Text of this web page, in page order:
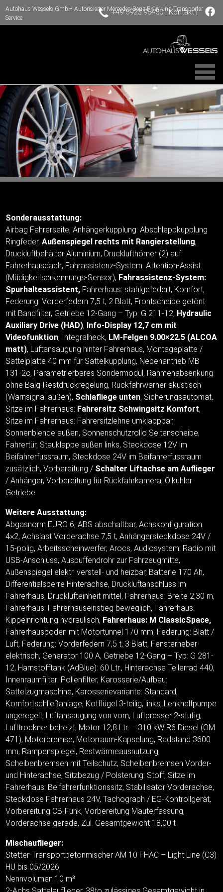
Autohaus Wessels GmbH Autorisierter Mercedes-Benz PKW und Transporter
Service
+49 5923 96450|Kontakt|
Sonderausstattung:
Airbag Fahrerseite, Anhängerkupplung: Abschleppkupplung
Ringfeder,Außenspiegel rechts mit Rangierstellung,
Druckluftbehälter Aluminium, Drucklufthörner (2) auf
Fahrerhausdach, Fahrassistenz-System: Attention-Assist
(Müdigkeitserkennungs-Sensor), Fahrassistenz-System:
Spurhalteassistent, Fahrerhaus: stahlgefedert, Komfort,
Federung: Vorderfedern 7,5 t, 2 Blatt, Frontscheibe getönt
mit Bandfilter, Getriebe 12-Gang – Typ: G 211-12, Hydraulic
Auxiliary Drive (HAD), Info-Display 12,7 cm mit
Videofunktion, Integralheck, LM-Felgen 9.00×22.5 (ALCOA
matt), Luftansaugung hinter Fahrerhaus, Montageplatte /
Sattelplatte 40 mm für Sattelkupplung, Nebenantrieb MB
131-2c, Parametrierbares Sondermodul, Rahmenabsenkung
ohne Balg-Restdruckregelung, Rückfahrwarner akustisch
(Warnsignal außen), Schlafliege unten, Sicherungsautomat,
Sitze im Fahrerhaus: Fahrersitz Schwingsitz Komfort,
Sitze im Fahrerhaus: Fahrersitzlehne umklappbar,
Sonnenblende außen, Sonnenschutzrollo Seitenscheibe,
Fahrertür, Stauklappe außen links, Steckdose 12V im
Beifahrerfussraum, Steckdose 24V im Beifahrerfussraum
zusätzlich, Vorbereitung / Schalter Liftachse am Auflieger
/ Anhänger, Vorbereitung für Rückfahrkamera, Ölkühler
Getriebe
Weitere Ausstattung:
Abgasnorm EURO 6, ABS abschaltbar, Achskonfiguration:
4×2, Achslast Vorderachse 7,5 t, Anhängersteckdose 24V /
15-polig, Arbeitsscheinwerfer, Arocs, Audiosystem: Radio mit
USB-Anschluss, Auspuffendrohr zur Fahrzeugmitte,
Außenspiegel elektr. verstell- und heizbar, Batterie 170 Ah,
Differentialsperre Hinterachse, Druckluftanschluss im
Fahrerhaus, Drucklufteinheit mittel, Fahrerhaus: Breite 2,30 m,
Fahrerhaus: Fahrerhauseinstieg beweglich, Fahrerhaus:
Kippeinrichtung hydraulisch, Fahrerhaus: M ClassicSpace,
Fahrerhausboden mit Motortunnel 170 mm, Federung: Blatt /
Luft, Federung: Vorderfedern 7,5 t, 3 Blatt, Fensterheber
elektrisch, Generator 100 A, Getriebe 12-Gang – Typ: G 281-
12, Harnstofftank (AdBlue): 60 Ltr., Hinterachse Tellerrad 440,
Innenraumfilter: Pollenfilter, Karosserie/Aufbau:
Sattelzugmaschine, Karosserievariante: Standard,
Komfortschließanlage, Kotflügel 3-teilig, links, Lenkhelfpumpe
ungeregelt, Luftansaugung von vorn, Luftpresser 2-stufig,
Lufttrockner beheizt, Motor 12,8 Ltr. – 310 kW R6 Diesel (OM
471), Motorbremse, Motorraum-Kapselung, Radstand 3600
mm, Rampenspiegel, Restwärmeausnutzung,
Scheibenbremsen mit Teilschutz, Scheibenbremsen Vorder-
und Hinterachse, Sitzbezug / Polsterung: Stoff, Sitze im
Fahrerhaus: Beifahrerfunktionssitz, Stabilisator Vorderachse,
Steckdose Fahrerhaus 24V, Tachograph / EG-Kontrollgerät,
Vorbereitung CB-Funk, Vorbereitung Mauterfassung,
Vorderachse gerade, Zul. Gesamtgewicht 18,00 t
Mischauflieger:
Stetter-Transportbetonmischer AM 10 FHAC – Light Line (C3)
HU bis 05/2026
Nennvolumen 10 m³